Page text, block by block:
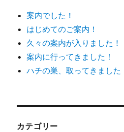
案内でした！
はじめてのご案内！
久々の案内が入りました！
案内に行ってきました！
ハチの巣、取ってきました
カテゴリー